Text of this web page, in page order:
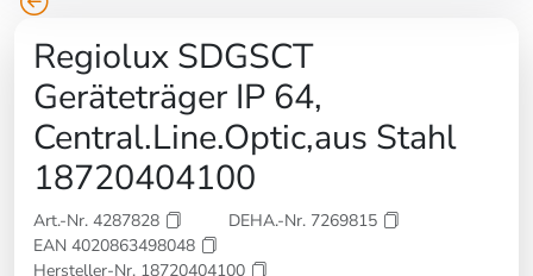
Regiolux SDGSCT
Geräteträger IP 64,
Central.Line.Optic,aus Stahl
18720404100
Art.-Nr. 4287828
DEHA.-Nr. 7269815
EAN 4020863498048
Hersteller-Nr. 18720404100